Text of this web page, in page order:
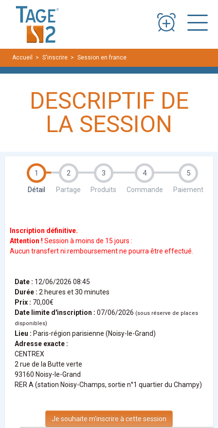
Accueil S'inscrire Session en france
DESCRIPTIF DE
LA SESSION
1
Détail
2
Partage
3
Produits
4
Commande
5
Paiement
nscription définitive.
Attention ! Session à moins de 15 jours :
Aucun transfert ni remboursement ne pourra être effectué.
Date : 12/06/2026 08:45
Durée : 2 heures et 30 minutes
Prix : 70,00€
Date limite d'inscription : 07/06/2026 (sous réserve de places
disponibles)
Lieu : Paris-région parisienne (Noisy-le-Grand)
Adresse exacte :
CENTREX
2 rue de la Butte verte
93160 Noisy-le-Grand
RER A (station Noisy-Champs, sortie n°1 quartier du Champy)
Panneau de gestion des cookies